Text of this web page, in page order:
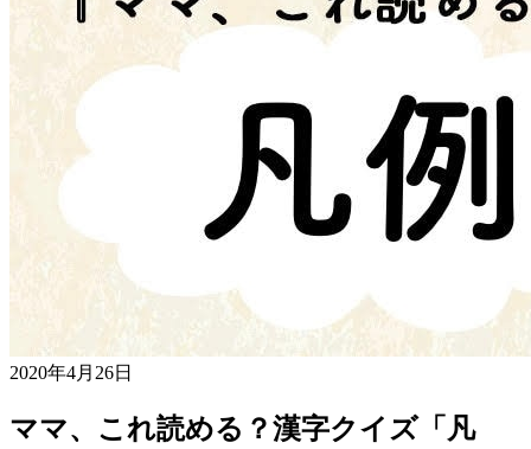
2020年4月26日
ママ、これ読める？漢字クイズ「凡